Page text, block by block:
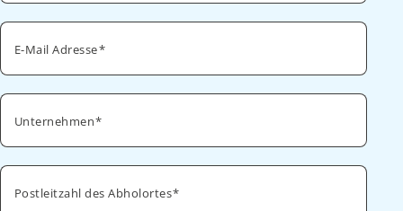
E-Mail Adresse
Unternehmen
Postleitzahl des Abholortes